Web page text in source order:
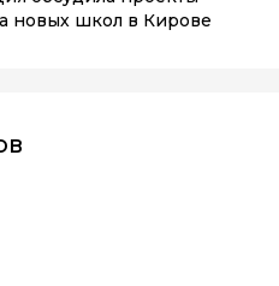
новых школ в Кирове